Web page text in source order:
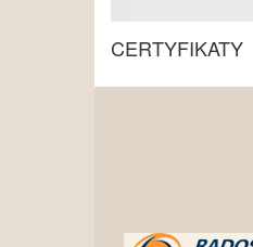
CERTYFIKATY